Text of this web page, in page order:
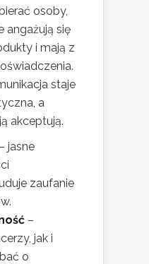
osoby,
angażują się
i mają z
staje
a
akceptują.
– jasne
zaufanie
–
jak i
o